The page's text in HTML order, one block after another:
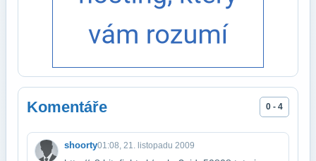
Komentáře 0 - 4
shoorty01:08, 21. listopadu 2009